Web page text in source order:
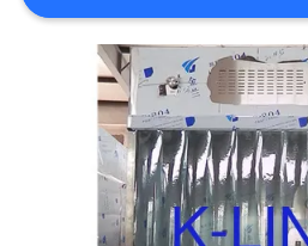
NOUVELLES
AFFAIRES